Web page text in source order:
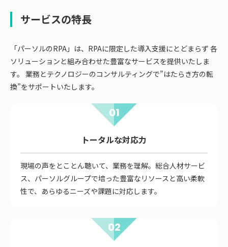
サービスの特長
「パーソルのRPA」は、RPAに限定した導入支援にとどまらず 各
ソリューションと組み合わせた豊富なサービスを提供いたしま
す。 業務とテクノロジーのコンサルティングで”はたらき方の転
換”をサポートいたします。
01
トータルな対応力
現場の声をとことん聴いて、業務を理解。総合人材サービ
ス、パーソルグループで培った豊富なリソースと高い柔軟
性で、あらゆるニーズや課題に対応します。
02